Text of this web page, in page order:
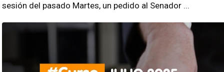
sesión del pasado Martes, un pedido al Senador ...